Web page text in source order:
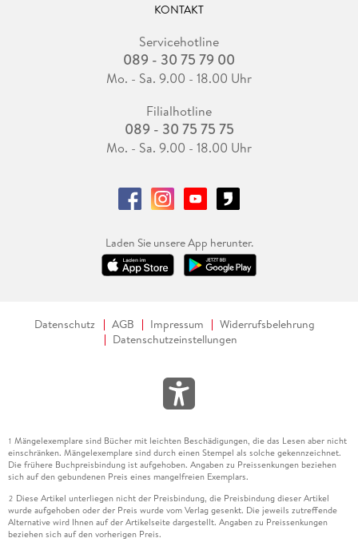
KONTAKT
Servicehotline
089 - 30 75 79 00
Mo. - Sa. 9.00 - 18.00 Uhr
Filialhotline
089 - 30 75 75 75
Mo. - Sa. 9.00 - 18.00 Uhr
Laden Sie unsere App herunter.
Datenschutz AGB Impressum
Widerrufsbelehrung
Datenschutzeinstellungen
1 Mängelexemplare sind Bücher mit leichten Beschädigungen, die das Lesen aber nicht
einschränken. Mängelexemplare sind durch einen Stempel als solche gekennzeichnet.
Die frühere Buchpreisbindung ist aufgehoben. Angaben zu Preissenkungen beziehen
sich auf den gebundenen Preis eines mangelfreien Exemplars.
2 Diese Artikel unterliegen nicht der Preisbindung, die Preisbindung dieser Artikel
wurde aufgehoben oder der Preis wurde vom Verlag gesenkt. Die jeweils zutreffende
Alternative wird Ihnen auf der Artikelseite dargestellt. Angaben zu Preissenkungen
beziehen sich auf den vorherigen Preis.